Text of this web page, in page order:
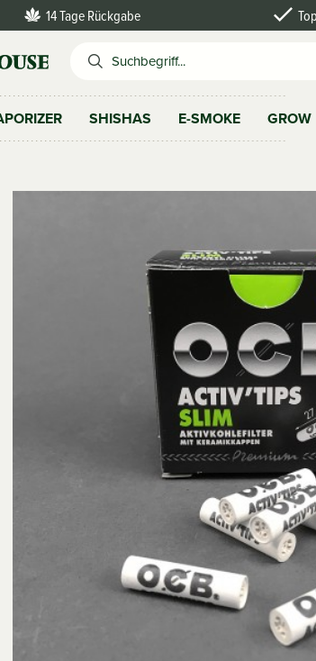
14 Tage Rückgabe
SHISHAS E-SMOKE GROW